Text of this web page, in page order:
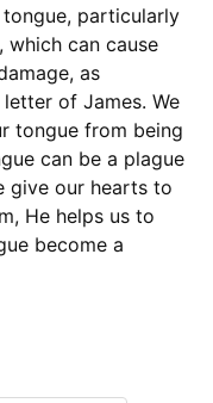
particularly
which can cause
as
of James. We
tongue from being
can be a plague
give our hearts to
He helps us to
become a